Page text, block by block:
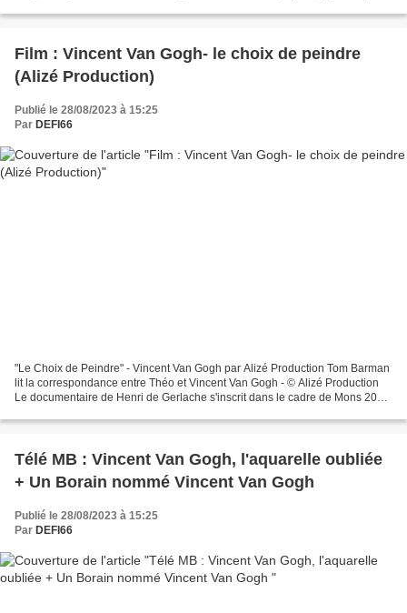
Film : Vincent Van Gogh- le choix de peindre
(Alizé Production)
Publié le 28/08/2023 à 15:25
Par DEFI66
"Le Choix de Peindre" - Vincent Van Gogh par Alizé Production Tom Barman
lit la correspondance entre Théo et Vincent Van Gogh - © Alizé Production
Le documentaire de Henri de Gerlache s'inscrit dans le cadre de Mons 2015
Télé MB : Vincent Van Gogh, l'aquarelle oubliée
+ Un Borain nommé Vincent Van Gogh
Publié le 28/08/2023 à 15:25
Par DEFI66